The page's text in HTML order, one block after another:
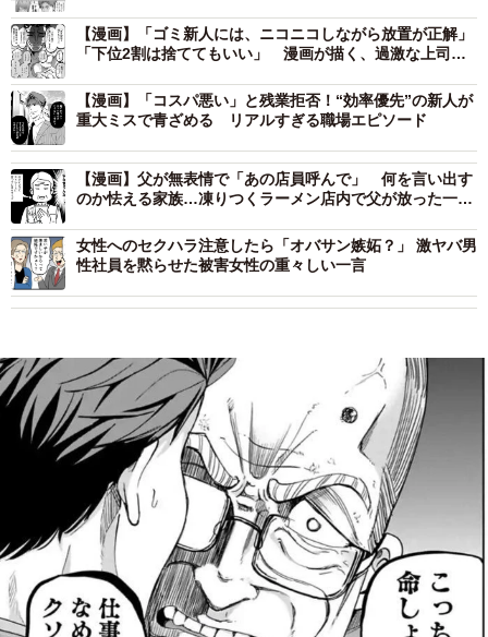
【漫画】「ゴミ新人には、ニコニコしながら放置が正解」
「下位2割は捨ててもいい」 漫画が描く、過激な上司
【漫画】「コスパ悪い」と残業拒否！“効率優先”の新人が
重大ミスで青ざめる リアルすぎる職場エピソード
【漫画】父が無表情で「あの店員呼んで」 何を言い出す
のか怯える家族…凍りつくラーメン店内で父が放った一言
女性へのセクハラ注意したら「オバサン嫉妬？」 激ヤバ男
性社員を黙らせた被害女性の重々しい一言